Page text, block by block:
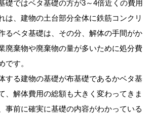
礎ではベタ基礎の方が3～4倍近くの費用
は、建物の土台部分全体に鉄筋コンクリ
るベタ基礎は、その分、解体の手間がか
廃棄物や廃棄物の量が多いために処分費
です。
する建物の基礎が布基礎であるかベタ基
、解体費用の総額も大きく変わってきま
事前に確実に基礎の内容がわかっている